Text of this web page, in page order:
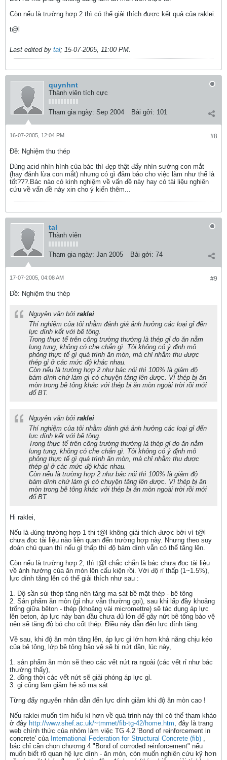
Còn nếu là trường hợp 2 thì có thể giải thích được kết quả của raklei.
t@l
Last edited by tal; 15-07-2005, 11:00 PM.
quynhnt
Thành viên tích cực
Tham gia ngày: Sep 2004 Bài gởi: 101
#8
16-07-2005, 12:04 PM
Ðề: Nghiệm thu thép
Dùng acid nhìn hình của bác thì đẹp thật đấy nhìn sướng con mắt
(hay đánh lừa con mắt) nhưng có gì đảm bảo cho việc làm như thế là
tốt???.Bác nào có kinh nghiệm về vấn đề này hay có tài liệu nghiên
cứu về vấn đề này xin cho ý kiến thêm...
tal
Thành viên
Tham gia ngày: Jan 2005 Bài gởi: 74
#9
17-07-2005, 04:08 AM
Ðề: Nghiệm thu thép
Nguyên văn bởi raklei
Thí nghiệm của tôi nhằm đánh giá ảnh hưởng các loại gỉ đến
lực dính kết với bê tông.
Trong thực tế trên công trường thường là thép gỉ do ăn nằm
lung tung, không có che chắn gì. Tôi không có ý định mô
phỏng thực tế gì quá trình ăn mòn, mà chỉ nhằm thu được
thép gỉ ở các mức độ khác nhau.
Còn nếu là trường hợp 2 như bác nói thì 100% là giảm độ
bám dính chứ làm gì có chuyện tăng lên được. Vì thép bị ăn
mòn trong bê tông khác với thép bị ăn mòn ngoài trời rồi mới
đổ BT.
Nguyên văn bởi raklei
Thí nghiệm của tôi nhằm đánh giá ảnh hưởng các loại gỉ đến
lực dính kết với bê tông.
Trong thực tế trên công trường thường là thép gỉ do ăn nằm
lung tung, không có che chắn gì. Tôi không có ý định mô
phỏng thực tế gì quá trình ăn mòn, mà chỉ nhằm thu được
thép gỉ ở các mức độ khác nhau.
Còn nếu là trường hợp 2 như bác nói thì 100% là giảm độ
bám dính chứ làm gì có chuyện tăng lên được. Vì thép bị ăn
mòn trong bê tông khác với thép bị ăn mòn ngoài trời rồi mới
đổ BT.
Hi raklei,
Nếu là đúng trường hợp 1 thi t@l không giải thích được bởi vì t@l
chưa đọc tài liệu nào liên quan đến trường hợp này. Nhưng theo suy
đoán chủ quan thì nếu gỉ thấp thì độ bám dính vẫn có thể tăng lên.
Còn nếu là trường hợp 2, thì t@l chắc chắn là bác chưa đọc tài liệu
về ảnh hưởng của ăn mòn lên cấu kiện rồi. Với độ rỉ thấp (1~1.5%),
lực dính tăng lên có thể giải thích như sau :
1. Độ sần sùi thép tăng nên tăng ma sát bề mặt thép - bê tông
2. Sản phẩm ăn mòn (gỉ như vẫn thường gọi), sau khi lấp đầy khoảng
trống giữa bêton - thép (khoảng vài micromettre) sẽ tác dụng áp lực
lên beton, áp lực này ban đầu chưa đủ lớn để gây nứt bê tông bảo vệ
nên sẽ tăng độ bó cho cốt thép. Điều này dẫn đến lực dính tăng.
Về sau, khi độ ăn mòn tăng lên, áp lực gỉ lớn hơn khả năng chịu kéo
của bê tông, lớp bê tông bảo vệ sẽ bị nứt dần, lúc này,
1. sản phẩm ăn mòn sẽ theo các vết nứt ra ngoài (các vết rỉ như bác
thường thấy),
2. đồng thời các vết nứt sẽ giải phóng áp lực gỉ.
3. gỉ cũng làm giảm hệ số ma sát
Từng đấy nguyên nhân dẫn đến lực dính giảm khi độ ăn mòn cao !
Nếu raklei muốn tìm hiểu kỉ hơn về quá trình này thì có thể tham khảo
ở đây http://www.shef.ac.uk/~tmrnet/fib-tg-42/home.htm, đây là trang
web chính thức của nhóm làm việc TG 4.2 'Bond of reinforcement in
concrete' của International Federation for Structural Concrete (fib) ,
bác chỉ cần chọn chương 4 "Bond of corroded reinforcement" nếu
muốn biết rõ quan hệ lực dính - ăn mòn, còn muốn nghiên cứu kỹ hơn